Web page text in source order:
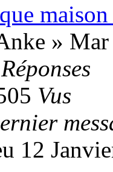
»
Réponses
Vus
12